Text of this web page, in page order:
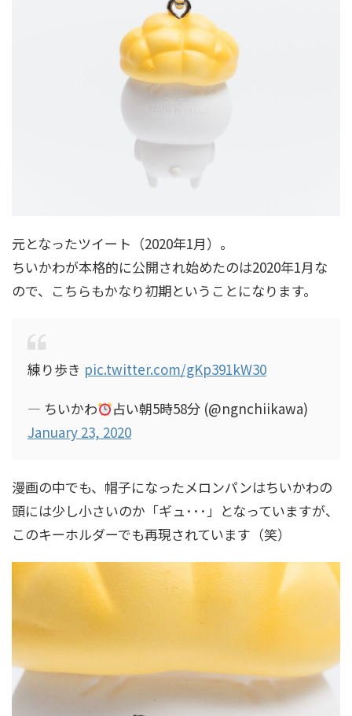
元となったツイート（2020年1月）。
ちいかわが本格的に公開され始めたのは2020年1月な
ので、こちらもかなり初期ということになります。
練り歩き pic.twitter.com/gKp391kW30
— ちいかわ
占い朝5時58分 (@ngnchiikawa)
January 23, 2020
漫画の中でも、帽子になったメロンパンはちいかわの
頭には少し小さいのか「ギュ･･･」となっていますが、
このキーホルダーでも再現されています（笑）